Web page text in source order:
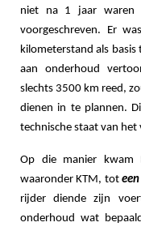
niet na 1 jaar
voorgeschreven. Er
kilometerstand als
aan onderhoud
slechts 3500 km reed,
dienen in te plannen.
technische staat van het
Op die manier kwam
waaronder KTM, tot
rijder diende zijn
onderhoud wat